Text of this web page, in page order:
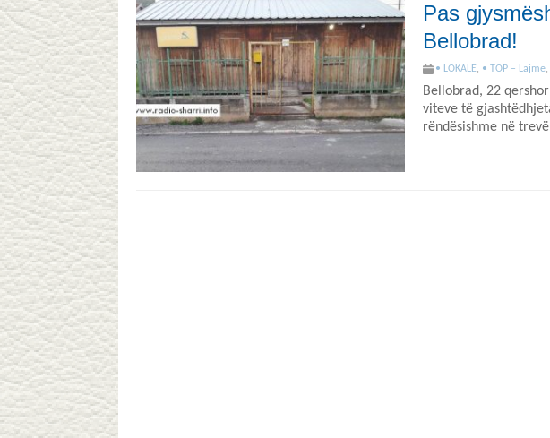
Pas
Bellobrad!
• LOKALE, • TOP – Lajme,
Bellobrad, 22
viteve të
rëndësishme në